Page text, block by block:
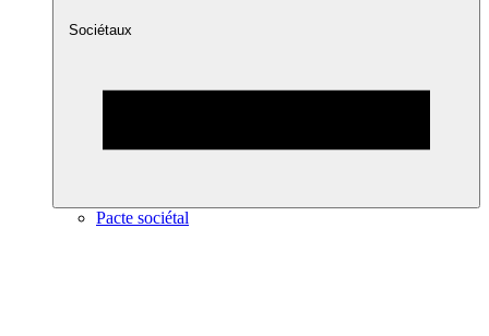
Sociétaux
Pacte sociétal